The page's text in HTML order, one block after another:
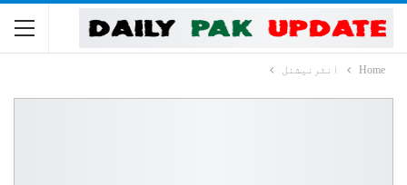
Home انٹرنیشنل